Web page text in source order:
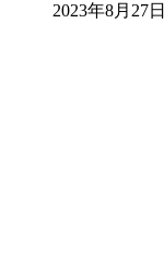
2023年8月27日